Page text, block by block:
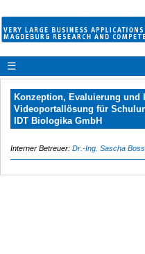
☰
Konzeption, Evaluierung und
Videoportallösung für
IDT Biologika GmbH
Interner Betreuer: Dr.-Ing. Sascha